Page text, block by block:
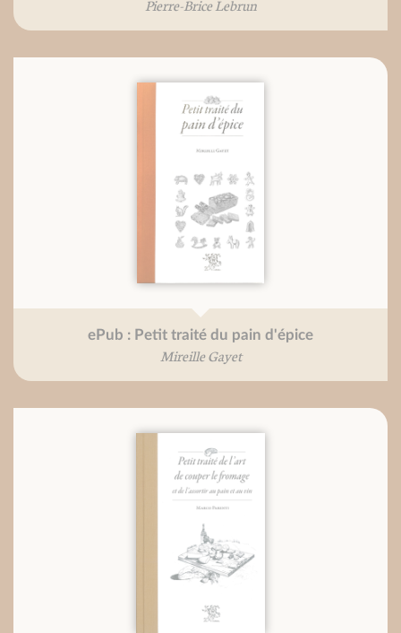
Pierre-Brice Lebrun
ePub : Petit traité du pain d'épice
Mireille Gayet